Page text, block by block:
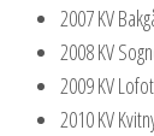
2007 KV
2008 KV
2009 KV
2010 KV